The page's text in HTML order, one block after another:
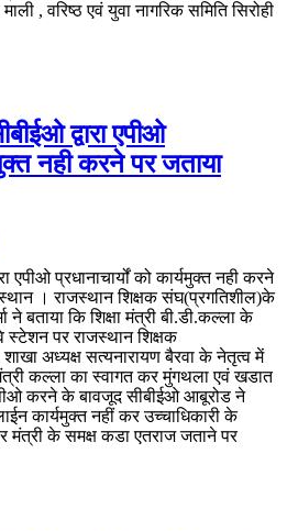
, वरिष्ठ एवं युवा नागरिक समिति सिरोही
द्वारा एपीओ
नही करने पर जताया
एपीओ प्रधानाचार्यों को कार्यमुक्त नही करने
। राजस्थान शिक्षक संघ(प्रगतिशील)के
ने बताया कि शिक्षा मंत्री बी.डी.कल्ला के
पर राजस्थान शिक्षक
अध्यक्ष सत्यनारायण बैरवा के नेतृत्व में
कल्ला का स्वागत कर मुंगथला एवं खडात
एपीओ करने के बावजूद सीबीईओ आबूरोड ने
कार्यमुक्त नहीं कर उच्चाधिकारी के
के समक्ष कडा एतराज जताने पर